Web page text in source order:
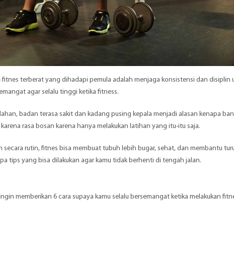
terberat yang dihadapi pemula adalah menjaga konsistensi dan
agar selalu tinggi ketika fitness.
badan terasa sakit dan kadang pusing kepala menjadi alasan kenapa
rasa bosan karena hanya melakukan latihan yang itu-itu saja.
secara rutin, fitnes bisa membuat tubuh lebih bugar, sehat, dan membantu
tips yang bisa dilakukan agar kamu tidak berhenti di tengah jalan.
memberikan 6 cara supaya kamu selalu bersemangat ketika melakukan